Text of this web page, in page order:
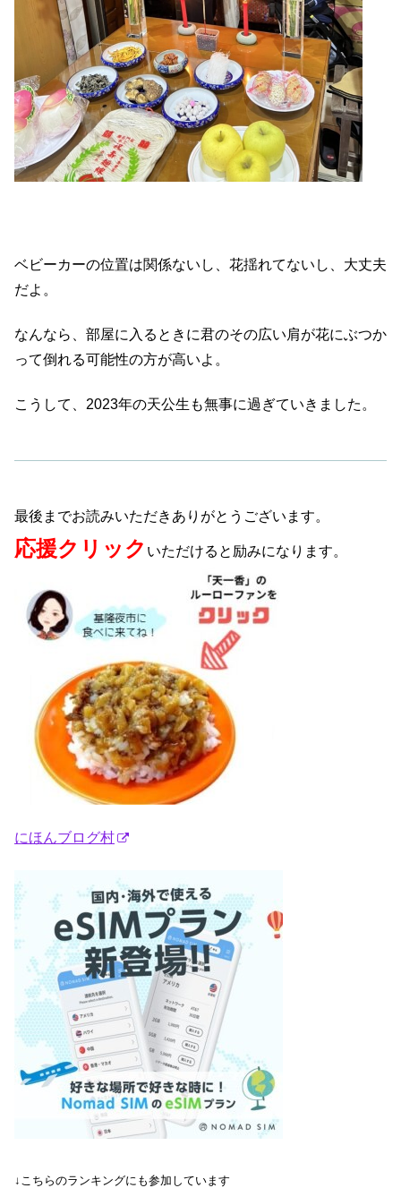
ベビーカーの位置は関係ないし、花揺れてないし、大丈夫
だよ。
なんなら、部屋に入るときに君のその広い肩が花にぶつか
って倒れる可能性の方が高いよ。
こうして、2023年の天公生も無事に過ぎていきました。
最後までお読みいただきありがとうございます。
応援クリック いただけると励みになります。
にほんブログ村
↓こちらのランキングにも参加しています